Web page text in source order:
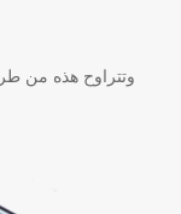
وتتراوح هذه من